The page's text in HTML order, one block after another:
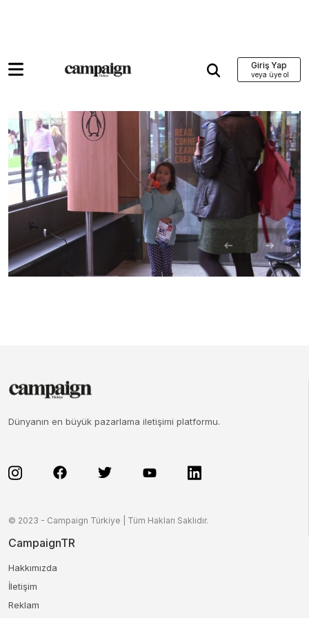
Giriş Yap
Dünyanın en büyük pazarlama iletişimi platformu.
© 2023 - Campaign Türkiye | Tüm Hakları Saklıdır.
CampaignTR
Hakkımızda
İletişim
Reklam